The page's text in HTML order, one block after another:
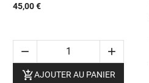
45,00 €


AJOUTER AU PANIER